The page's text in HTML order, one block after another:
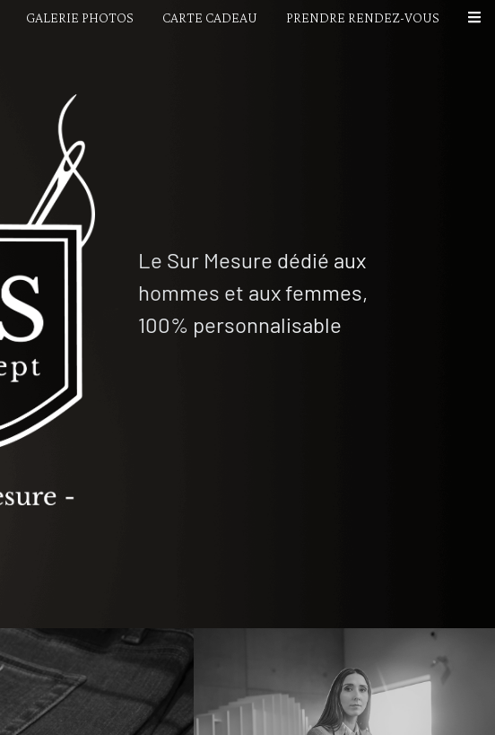
GALERIE PHOTOS CARTE CADEAU PRENDRE RENDEZ-VOUS
Le Sur Mesure dédié aux
hommes et aux femmes,
100% personnalisable